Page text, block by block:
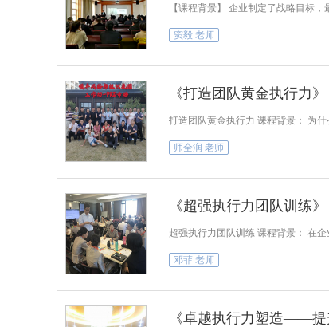
【课程背景】 企业制定了战略目标
窦毅 老师
《打造团队黄金执行力》
打造团队黄金执行力 课程背景： 为
师全润 老师
《超强执行力团队训练》
超强执行力团队训练 课程背景： 在
邓菲 老师
《卓越执行力塑造——提